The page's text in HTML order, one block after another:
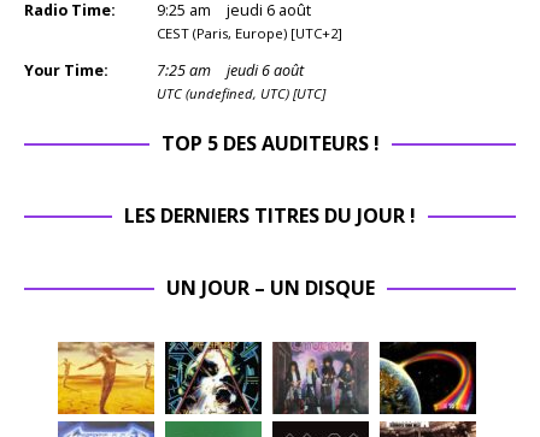
Radio Time: 9:25 am jeudi 6 août
CEST (Paris, Europe) [UTC+2]
Your Time: 7:25am jeudi 6 août
UTC (undefined, UTC) [UTC]
TOP 5 DES AUDITEURS !
LES DERNIERS TITRES DU JOUR !
UN JOUR – UN DISQUE